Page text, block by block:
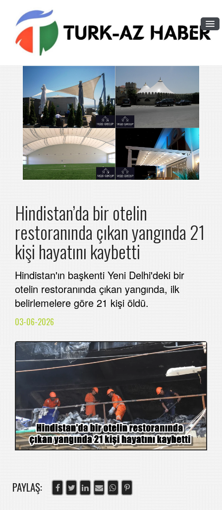
Hindistan’da bir otelin
restoranında çıkan yangında 21
kişi hayatını kaybetti
Hindistan'ın başkenti Yeni Delhi'deki bir
otelin restoranında çıkan yangında, ilk
belirlemelere göre 21 kişi öldü.
03-06-2026
PAYLAŞ: